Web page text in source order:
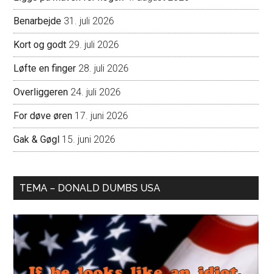
Benarbejde 31. juli 2026
Kort og godt 29. juli 2026
Løfte en finger 28. juli 2026
Overliggeren 24. juli 2026
For døve øren 17. juni 2026
Gak & Gøgl 15. juni 2026
TEMA – DONALD DUMBS USA